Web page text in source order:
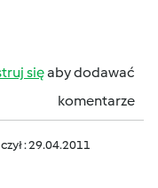
sięaby dodawać
komentarze
: 29.04.2011